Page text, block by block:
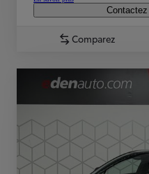
Comparez